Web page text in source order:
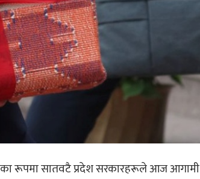
रूपमा सातवटै प्रदेश सरकारहरूले आज आगामी